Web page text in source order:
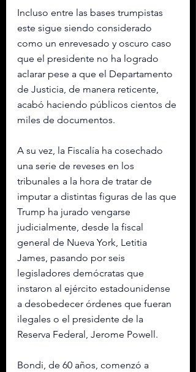
Incluso entre las bases trumpistas
este sigue siendo considerado
como un enrevesado y oscuro caso
que el presidente no ha logrado
aclarar pese a que el Departamento
de Justicia, de manera reticente,
acabó haciendo públicos cientos de
miles de documentos.
A su vez, la Fiscalía ha cosechado
una serie de reveses en los
tribunales a la hora de tratar de
imputar a distintas figuras de las que
Trump ha jurado vengarse
judicialmente, desde la fiscal
general de Nueva York, Letitia
James, pasando por seis
legisladores demócratas que
instaron al ejército estadounidense
a desobedecer órdenes que fueran
ilegales o el presidente de la
Reserva Federal, Jerome Powell.
Bondi, de 60 años, comenzó a